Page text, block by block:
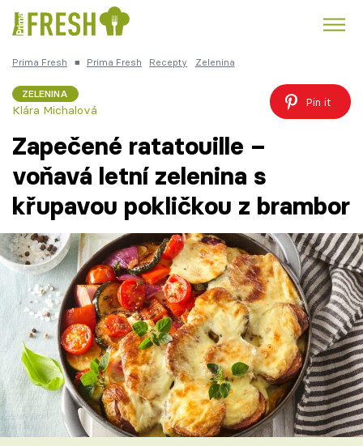
Česká kuchyně
Témata
Recepty
Články
TV Program
Škola vaření
Recepty z TV
Prima Fresh ■ Prima Fresh Recepty Zelenina
ZELENINA
Klára Michalová
Pin it
Zapečené ratatouille –
voňavá letní zelenina s
křupavou pokličkou z brambor